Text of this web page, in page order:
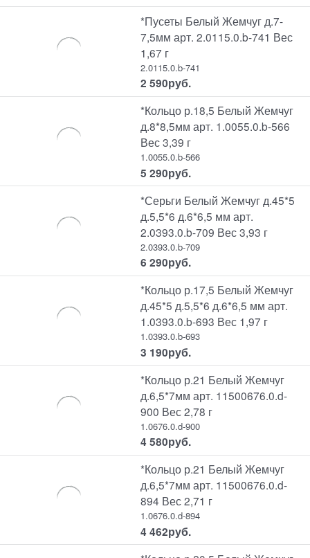
*Пусеты Белый Жемчуг д.7-
7,5мм арт. 2.0115.0.b-741 Вес
1,67 г
2.0115.0.b-741
2 590руб.
*Кольцо р.18,5 Белый Жемчуг
д.8*8,5мм арт. 1.0055.0.b-566
Вес 3,39 г
1.0055.0.b-566
5 290руб.
*Серьги Белый Жемчуг д.45*5
д.5,5*6 д.6*6,5 мм арт.
2.0393.0.b-709 Вес 3,93 г
2.0393.0.b-709
6 290руб.
*Кольцо р.17,5 Белый Жемчуг
д.45*5 д.5,5*6 д.6*6,5 мм арт.
1.0393.0.b-693 Вес 1,97 г
1.0393.0.b-693
3 190руб.
*Кольцо р.21 Белый Жемчуг
д.6,5*7мм арт. 11500676.0.d-
900 Вес 2,78 г
1.0676.0.d-900
4 580руб.
*Кольцо р.21 Белый Жемчуг
д.6,5*7мм арт. 11500676.0.d-
894 Вес 2,71 г
1.0676.0.d-894
4 462руб.